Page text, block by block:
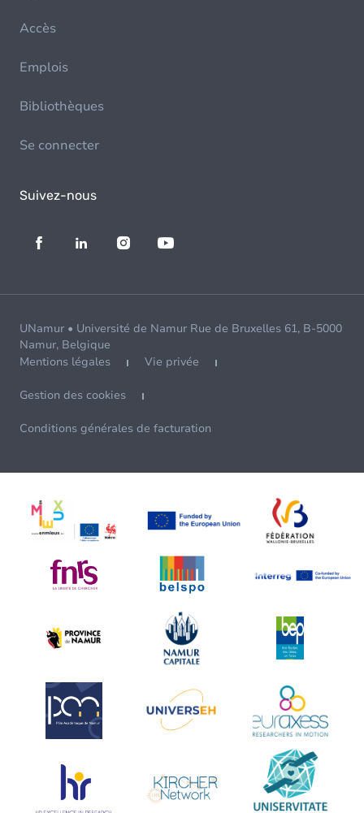
Accès
Emplois
Bibliothèques
Se connecter
Suivez-nous
UNamur • Université de Namur Rue de Bruxelles 61, B-5000
Namur, Belgique
Mentions légales
Vie privée
Gestion des cookies
Conditions générales de facturation